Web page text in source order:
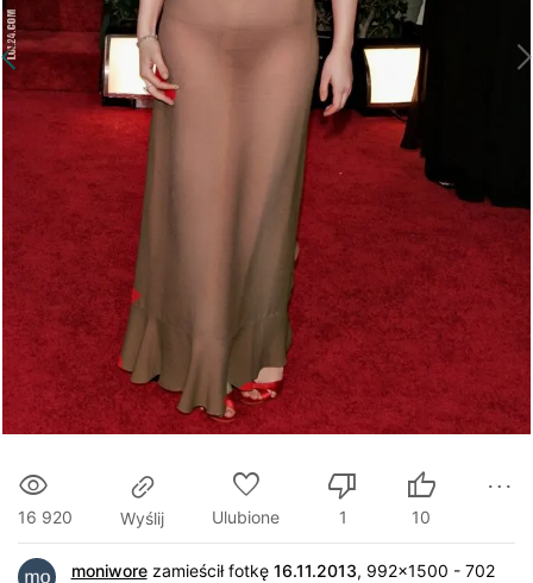
16 920 Wyślij Ulubione 1 10
moniworezamieścił fotkę 16.11.2013, 992x1500 - 702